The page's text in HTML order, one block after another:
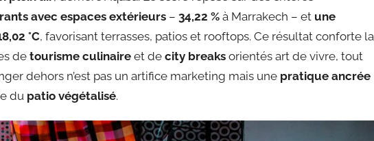
avec espaces extérieurs – 34,22 % à Marrakech – et une
°C, favorisant terrasses, patios et rooftops. Ce résultat conforte la
de tourisme culinaire et de city breaks orientés art de vivre, tout
dehors n’est pas un artifice marketing mais une pratique ancrée
du patio végétalisé.